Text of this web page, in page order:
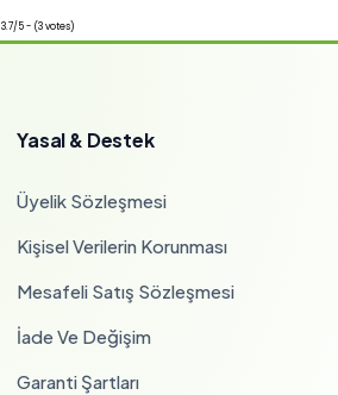
3.7/5 - (3 votes)
Yasal & Destek
Üyelik Sözleşmesi
Kişisel Verilerin Korunması
Mesafeli Satış Sözleşmesi
İade Ve Değişim
Garanti Şartları